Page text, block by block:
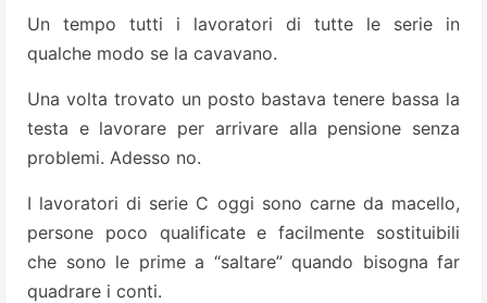
Un tempo tutti i lavoratori di tutte le serie in
qualche modo se la cavavano.
Una volta trovato un posto bastava tenere bassa la
testa e lavorare per arrivare alla pensione senza
problemi. Adesso no.
I lavoratori di serie C oggi sono carne da macello,
persone poco qualificate e facilmente sostituibili
che sono le prime a “saltare” quando bisogna far
quadrare i conti.